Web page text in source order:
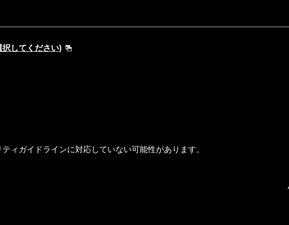
択してください)
ィガイドラインに対応していない可能性があります。